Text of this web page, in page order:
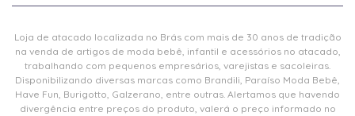
Loja de atacado localizada no Brás com mais de 30 anos de tradição
na venda de artigos de moda bebê, infantil e acessórios no atacado,
trabalhando com pequenos empresários, varejistas e sacoleiras.
Disponibilizando diversas marcas como Brandili, Paraíso Moda Bebê,
Have Fun, Burigotto, Galzerano, entre outras. Alertamos que havendo
divergência entre preços do produto, valerá o preço informado no